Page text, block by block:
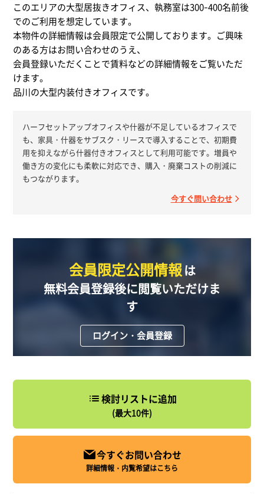
このエリアの大型居抜きオフィス、執務室は300-400名前後
でのご利用を想定しています。
本物件の詳細情報は会員限定で公開しております。ご興味
のある方はお問い合わせのうえ、
会員登録いただくことで賃料などの詳細情報をご覧いただ
けます。
品川の大型内装付きオフィスです。
ハーフセットアップオフィスや什器が不足しているオフィスで
も、家具・什器をサブスク・リースで導入することで、初期費
用を抑えながら什器付きオフィスとして利用可能です。増員や
働き方の変化にも柔軟に対応でき、購入・廃棄コストの削減に
もつながります。
今すぐ問い合わせ
会員限定公開情報は
無料会員登録後に閲覧いただけま
す
ログイン・会員登録
検討リストに追加
(最大10件)
今すぐお問い合わせ
詳細情報・内覧希望はこちら